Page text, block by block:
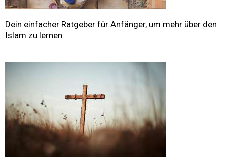
Dein einfacher Ratgeber für Anfänger, um mehr über den
Islam zu lernen